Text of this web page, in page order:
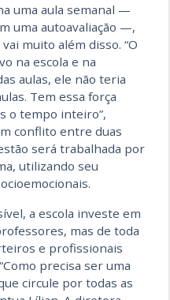
uma aula semanal —
uma autoavaliação —,
muito além disso. “O
na escola e na
aulas, ele não teria
Tem essa força
o tempo inteiro”,
conflito entre duas
será trabalhada por
utilizando seu
a escola investe em
mas de toda
e profissionais
precisa ser uma
circule por todas as